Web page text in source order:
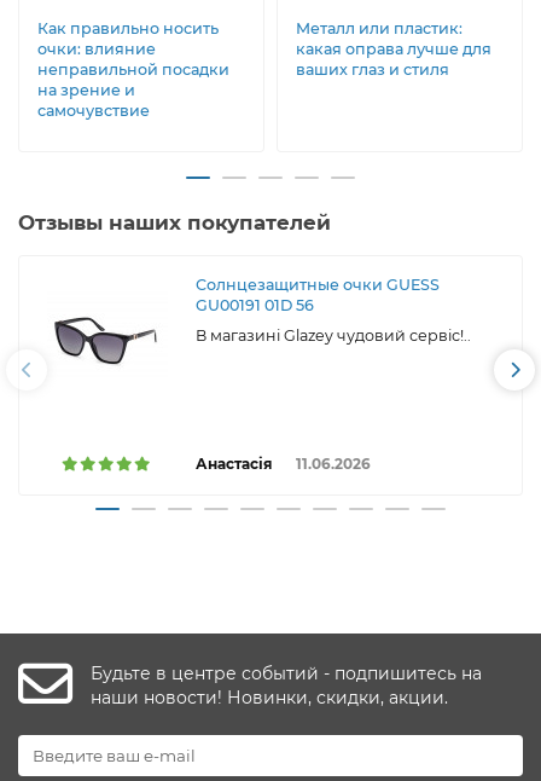
Как правильно носить
очки: влияние
неправильной посадки
на зрение и
самочувствие
Металл или пластик:
какая оправа лучше для
ваших глаз и стиля
Отзывы наших покупателей
Солнцезащитные очки GUESS
GU00191 01D 56
В магазині Glazey чудовий сервіс!..
Анастасія 11.06.2026
Будьте в центре событий - подпишитесь на
наши новости! Новинки, скидки, акции.